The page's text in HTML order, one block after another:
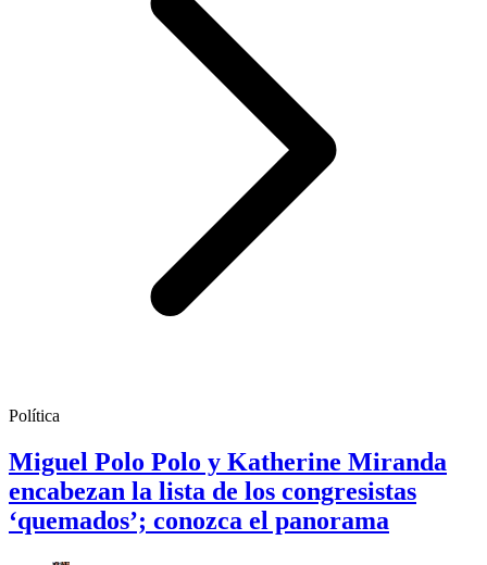
Política
Miguel Polo Polo y Katherine Miranda
encabezan la lista de los congresistas
‘quemados’; conozca el panorama